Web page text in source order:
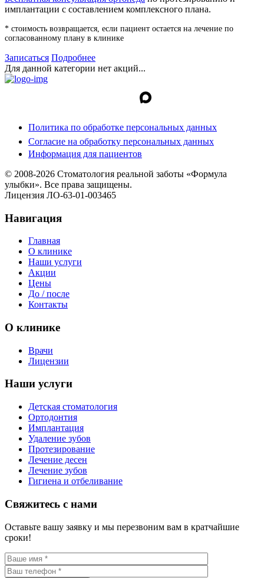
имплантации с составлением комплексного плана.
* стоимость возвращается, если пациент остается на лечение по
согласованному плану в клинике
Записаться Подробнее
Для данной категории нет акций...
Политика по обработке персональных данных
Согласие на обработку персональных данных
Информация для пациентов
© 2008-2026 Стоматология реальной заботы «Формула
улыбки». Все права защищены.
Лицензия ЛО-63-01-003465
Навигация
Главная
О клинике
Наши услуги
Акции
Цены
До / после
Контакты
О клинике
Врачи
Лицензии
Наши услуги
Детская стоматология
Ортодонтия
Имплантация
Удаление зубов
Протезирование
Лечение десен
Лечение зубов
Гигиена и отбеливание
Свяжитесь с нами
Оставьте вашу заявку и мы перезвоним вам в кратчайшие
сроки!